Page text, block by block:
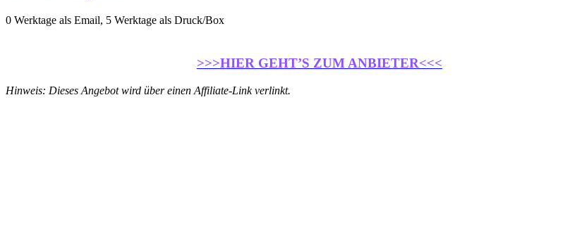
0 Werktage als Email, 5 Werktage als Druck/Box
>>>HIER GEHT’S ZUM ANBIETER<<<
Hinweis: Dieses Angebot wird über einen Affiliate-Link verlinkt.